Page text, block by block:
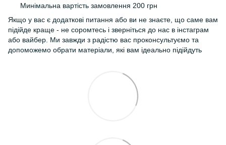
Минімальна вартість замовлення 200 грн
Якщо у вас є додаткові питання або ви не знаєте, що саме вам
підійде краще - не соромтесь і зверніться до нас в інстаграм
або вайбер. Ми завжди з радістю вас проконсультуємо та
допоможемо обрати матеріали, які вам ідеально підійдуть